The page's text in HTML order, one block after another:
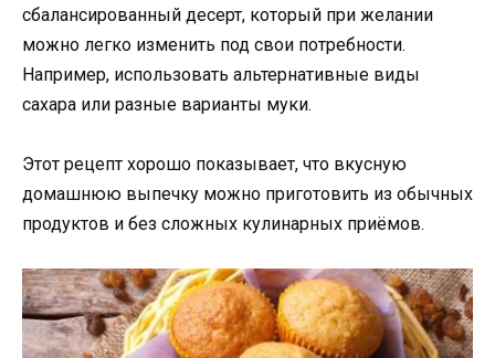
сбалансированный десерт, который при желании
можно легко изменить под свои потребности.
Например, использовать альтернативные виды
сахара или разные варианты муки.
Этот рецепт хорошо показывает, что вкусную
домашнюю выпечку можно приготовить из обычных
продуктов и без сложных кулинарных приёмов.